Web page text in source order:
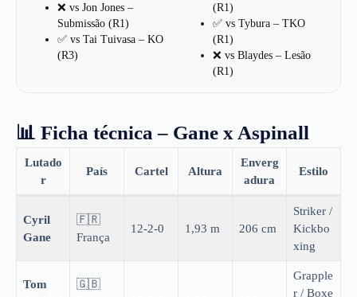
❌ vs Jon Jones –
Submissão (R1)
✅ vs Tai Tuivasa – KO
(R3)
(R1)
✅ vs Tybura – TKO
(R1)
❌ vs Blaydes – Lesão
(R1)
📊 Ficha técnica – Gane x Aspinall
Lutado
r
País Cartel Altura
Enverg
adura
Estilo
Cyril
Gane
🇫🇷
França
12-2-0 1,93 m 206 cm
Striker /
Kickbo
xing
Tom
🇬🇧
Grapple
r / Boxe